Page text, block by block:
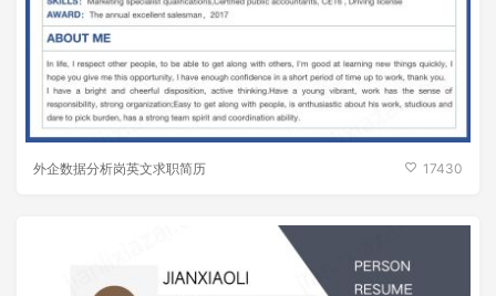
外企数据分析岗英文求职简历 17430